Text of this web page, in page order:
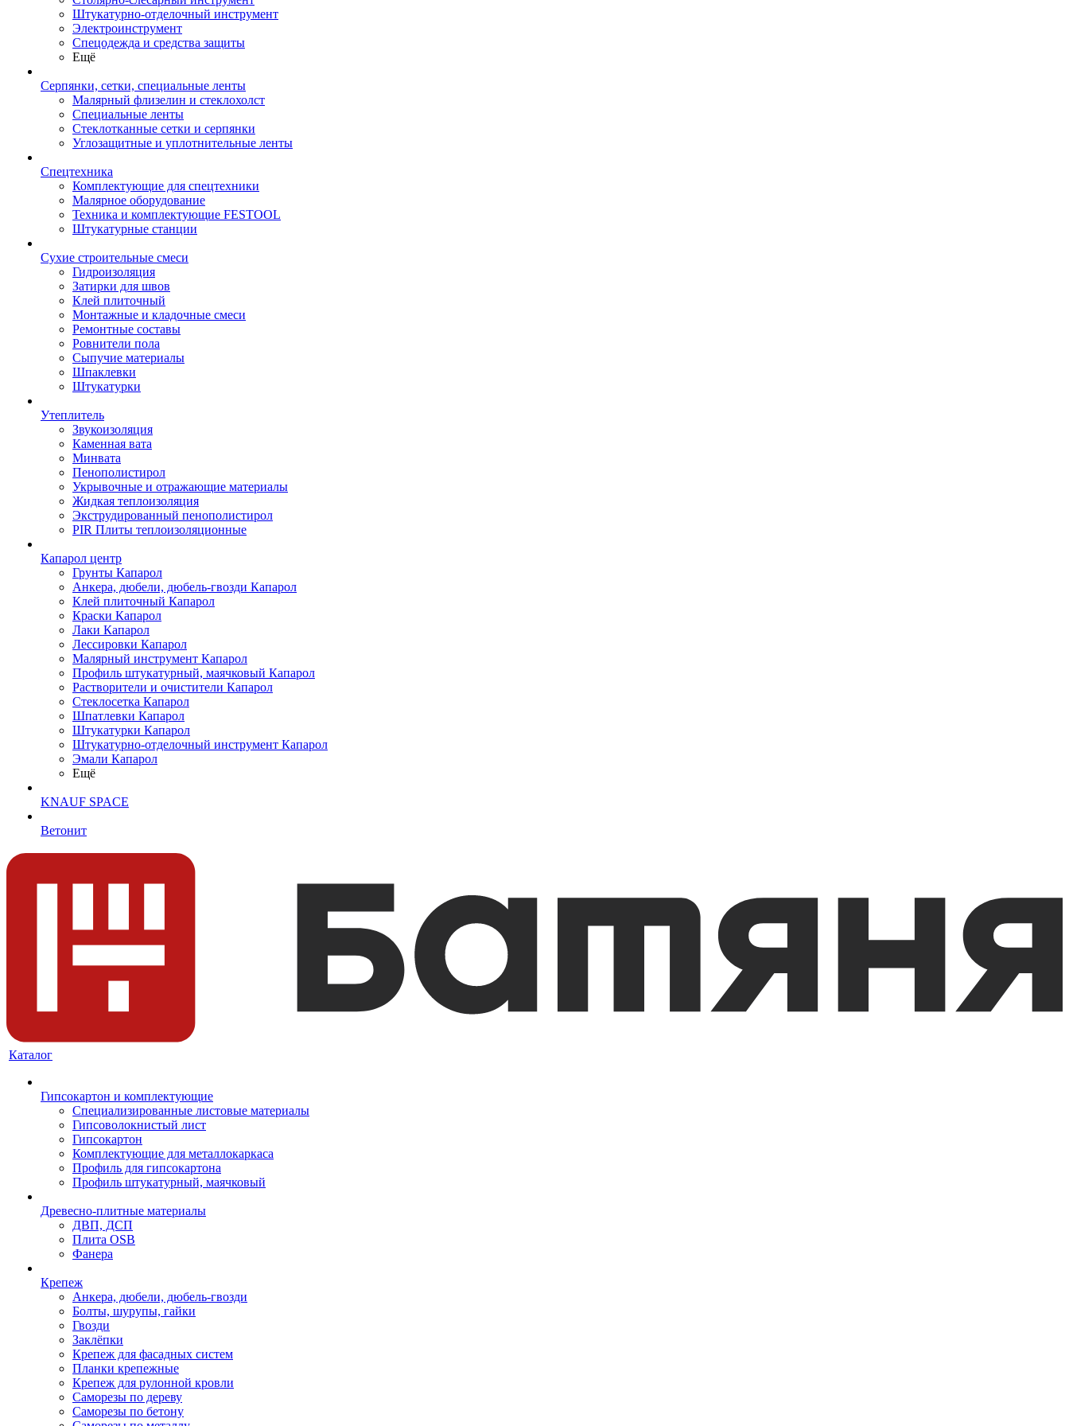
Штукатурно-отделочный инструмент
Электроинструмент
Спецодежда и средства защиты
Ещё
Серпянки, сетки, специальные ленты
Малярный флизелин и стеклохолст
Специальные ленты
Стеклотканные сетки и серпянки
Углозащитные и уплотнительные ленты
Спецтехника
Комплектующие для спецтехники
Малярное оборудование
Техника и комплектующие FESTOOL
Штукатурные станции
Сухие строительные смеси
Гидроизоляция
Затирки для швов
Клей плиточный
Монтажные и кладочные смеси
Ремонтные составы
Ровнители пола
Сыпучие материалы
Шпаклевки
Штукатурки
Утеплитель
Звукоизоляция
Каменная вата
Минвата
Пенополистирол
Укрывочные и отражающие материалы
Жидкая теплоизоляция
Экструдированный пенополистирол
PIR Плиты теплоизоляционные
Капарол центр
Грунты Капарол
Анкера, дюбели, дюбель-гвозди Капарол
Клей плиточный Капарол
Краски Капарол
Лаки Капарол
Лессировки Капарол
Малярный инструмент Капарол
Профиль штукатурный, маячковый Капарол
Растворители и очистители Капарол
Cтеклосетка Капарол
Шпатлевки Капарол
Штукатурки Капарол
Штукатурно-отделочный инструмент Капарол
Эмали Капарол
Ещё
KNAUF SPACE
Ветонит
Каталог
Гипсокартон и комплектующие
Специализированные листовые материалы
Гипсоволокнистый лист
Гипсокартон
Комплектующие для металлокаркаса
Профиль для гипсокартона
Профиль штукатурный, маячковый
Древесно-плитные материалы
ДВП, ДСП
Плита OSB
Фанера
Крепеж
Анкера, дюбели, дюбель-гвозди
Болты, шурупы, гайки
Гвозди
Заклёпки
Крепеж для фасадных систем
Планки крепежные
Крепеж для рулонной кровли
Саморезы по дереву
Саморезы по бетону